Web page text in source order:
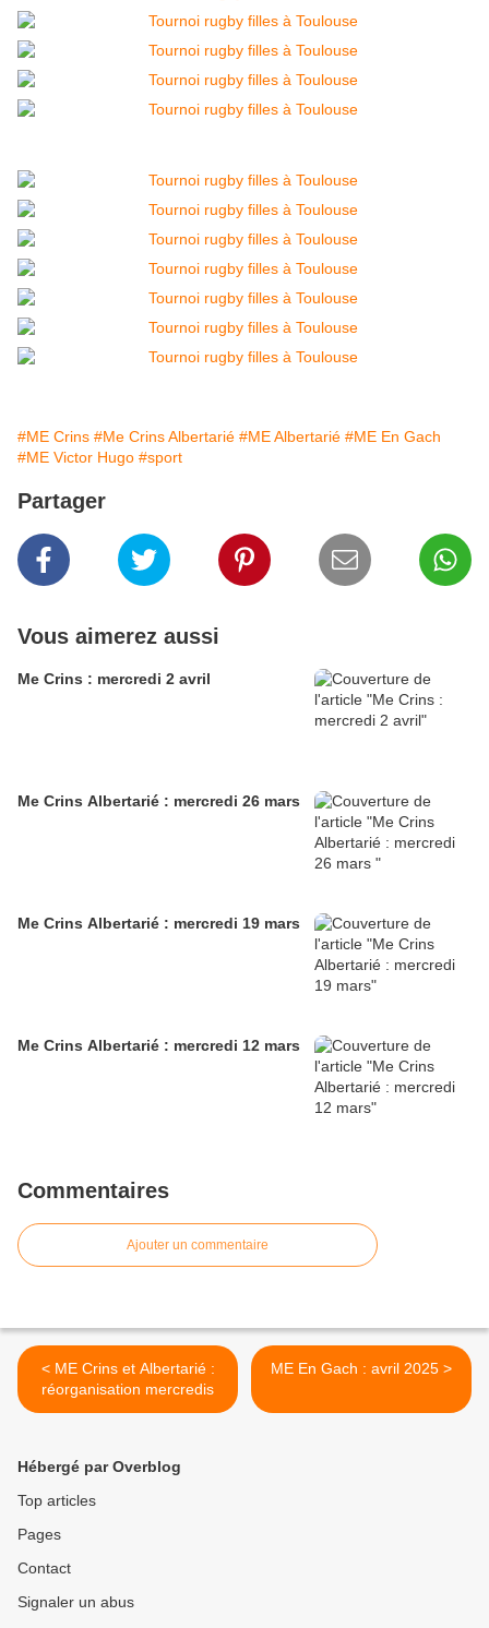
#ME Crins #Me Crins Albertarié #ME Albertarié #ME En Gach
#ME Victor Hugo #sport
Partager
Vous aimerez aussi
Me Crins : mercredi 2 avril
Me Crins Albertarié : mercredi 26 mars
Me Crins Albertarié : mercredi 19 mars
Me Crins Albertarié : mercredi 12 mars
Commentaires
Ajouter un commentaire
< ME Crins et Albertarié :
réorganisation mercredis
ME En Gach : avril 2025 >
Hébergé par Overblog
Top articles
Pages
Contact
Signaler un abus